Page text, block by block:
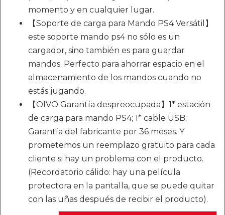
momento y en cualquier lugar.
【Soporte de carga para Mando PS4 Versátil】
este soporte mando ps4 no sólo es un
cargador, sino también es para guardar
mandos. Perfecto para ahorrar espacio en el
almacenamiento de los mandos cuando no
estás jugando.
【OIVO Garantía despreocupada】1* estación
de carga para mando PS4; 1* cable USB;
Garantía del fabricante por 36 meses. Y
prometemos un reemplazo gratuito para cada
cliente si hay un problema con el producto.
(Recordatorio cálido: hay una película
protectora en la pantalla, que se puede quitar
con las uñas después de recibir el producto).